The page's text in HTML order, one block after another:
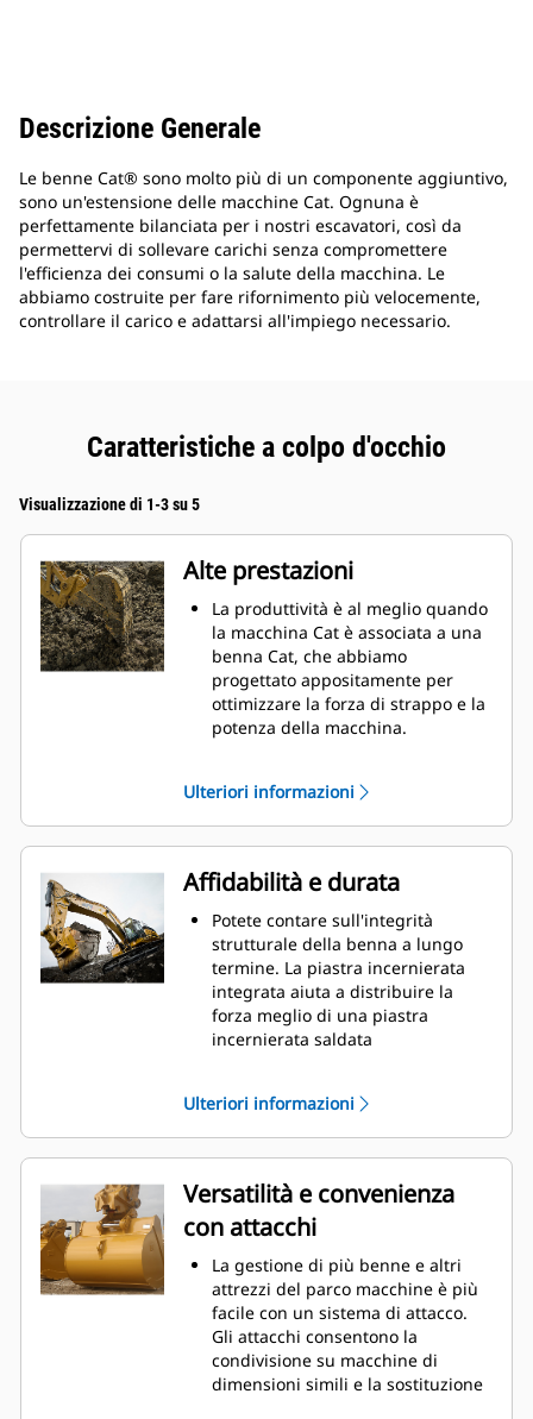
Descrizione Generale
Le benne Cat® sono molto più di un componente aggiuntivo,
sono un'estensione delle macchine Cat. Ognuna è
perfettamente bilanciata per i nostri escavatori, così da
permettervi di sollevare carichi senza compromettere
l'efficienza dei consumi o la salute della macchina. Le
abbiamo costruite per fare rifornimento più velocemente,
controllare il carico e adattarsi all'impiego necessario.
Caratteristiche a colpo d'occhio
Visualizzazione di 1-3 su 5
Alte prestazioni
La produttività è al meglio quando
la macchina Cat è associata a una
benna Cat, che abbiamo
progettato appositamente per
ottimizzare la forza di strappo e la
potenza della macchina.
benna. Il gioco del tallone
aggiunto assicura che il fondo
della benna non si trascini,
riducendo i costi della
manutenzione.
I consumi di carburante si
innalzano sensibilmente durante
le operazioni di scavo. Le benne
Cat sono progettate per tagliare il
materiale in modo veloce e
migliorare il rendimento operativo
tempo. La forma e i fianchi della
benna mantengono la maggior
parte del materiale nella benna
durante il carico.
Ulteriori informazioni
Affidabilità e durata
Potete contare sull'integrità
strutturale della benna a lungo
termine. La piastra incernierata
integrata aiuta a distribuire la
forza meglio di una piastra
incernierata saldata
resistenza all'abrasione,
specialmente per i componenti
con usura eccessiva
Proteggete aree della benna più
importanti e sottoposte a usura
elevata con le parti di usura (GET,
Ground Engaging Tools) Cat
Aumentate la produzione in
applicazioni impegnative,
migliorate la penetrazione dei
materiali e accelerate i cicli con
Cat®Advansys™ GET
Accelerate l'installazione e la
Ulteriori informazioni
Versatilità e convenienza
con attacchi
La gestione di più benne e altri
attrezzi del parco macchine è più
facile con un sistema di attacco.
Gli attacchi consentono la
condivisione su macchine di
dimensioni simili e la sostituzione